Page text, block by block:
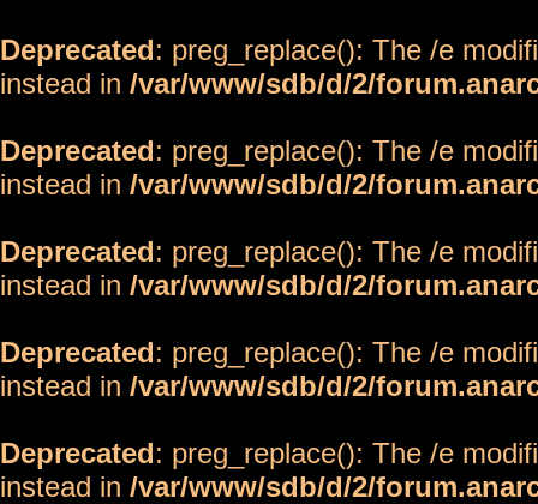
Deprecated: preg_replace(): The /e
instead in /var/www/sdb/d/2/
Deprecated: preg_replace(): The /e
instead in /var/www/sdb/d/2/
Deprecated: preg_replace(): The /e
instead in /var/www/sdb/d/2/
Deprecated: preg_replace(): The /e
instead in /var/www/sdb/d/2/
Deprecated: preg_replace(): The /e
instead in /var/www/sdb/d/2/